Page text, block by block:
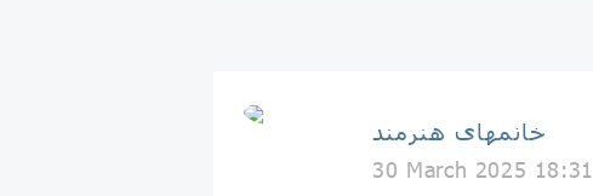
خانمهای هنرمند
30 March 2025 18:31